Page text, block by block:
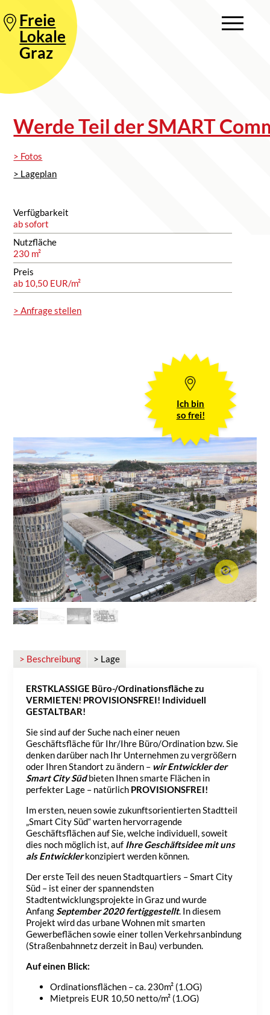
Freie
Lokale
Graz
Werde Teil der SMART
> Fotos
> Lageplan
Verfügbarkeit
ab sofort
Nutzfläche
230 m²
Preis
ab 10,50 EUR/m²
> Anfrage stellen
Ich bin
so frei!
> Beschreibung > Lage
ERSTKLASSIGE Büro-/Ordinationsfläche zu
VERMIETEN! PROVISIONSFREI! Individuell
GESTALTBAR!
Sie sind auf der Suche nach einer neuen
Geschäftsfläche für Ihr/Ihre Büro/Ordination bzw. Sie
denken darüber nach Ihr Unternehmen zu vergrößern
oder Ihren Standort zu ändern – wir Entwickler der
Smart City Südbieten Ihnen smarte Flächen in
perfekter Lage – natürlich PROVISIONSFREI!
Im ersten, neuen sowie zukunftsorientierten Stadtteil
„Smart City Süd“ warten hervorragende
Geschäftsflächen auf Sie, welche individuell, soweit
dies noch möglich ist, auf Ihre Geschäftsidee mit uns
als Entwicklerkonzipiert werden können.
Der erste Teil des neuen Stadtquartiers – Smart City
Süd – ist einer der spannendsten
Stadtentwicklungsprojekte in Graz und wurde
AnfangSeptember 2020 fertiggestellt. In diesem
Projekt wird das urbane Wohnen mit smarten
Gewerbeflächen sowie einer tollen Verkehrsanbindung
(Straßenbahnnetz derzeit in Bau) verbunden.
Auf einen Blick:
Ordinationsflächen – ca. 230m² (1.OG)
Mietpreis EUR 10,50 netto/m² (1.OG)